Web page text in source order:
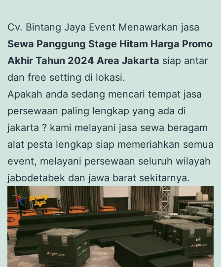
Cv. Bintang Jaya Event Menawarkan jasa
Sewa Panggung Stage Hitam Harga Promo
Akhir Tahun 2024 Area Jakarta siap antar
dan free setting di lokasi.
Apakah anda sedang mencari tempat jasa
persewaan paling lengkap yang ada di
jakarta ? kami melayani jasa sewa beragam
alat pesta lengkap siap memeriahkan semua
event, melayani persewaan seluruh wilayah
jabodetabek dan jawa barat sekitarnya.